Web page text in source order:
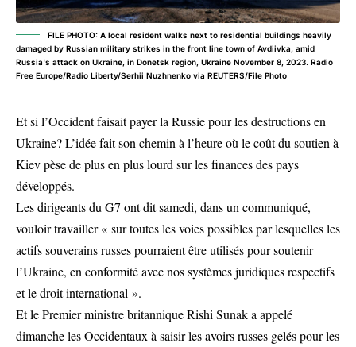
FILE PHOTO: A local resident walks next to residential buildings heavily
damaged by Russian military strikes in the front line town of Avdiivka, amid
Russia's attack on Ukraine, in Donetsk region, Ukraine November 8, 2023. Radio
Free Europe/Radio Liberty/Serhii Nuzhnenko via REUTERS/File Photo
Et si l’Occident faisait payer la Russie pour les destructions en
Ukraine? L’idée fait son chemin à l’heure où le coût du soutien à
Kiev pèse de plus en plus lourd sur les finances des pays
développés.
Les dirigeants du G7 ont dit samedi, dans un communiqué,
vouloir travailler « sur toutes les voies possibles par lesquelles les
actifs souverains russes pourraient être utilisés pour soutenir
l’Ukraine, en conformité avec nos systèmes juridiques respectifs
et le droit international ».
Et le Premier ministre britannique Rishi Sunak a appelé
dimanche les Occidentaux à saisir les avoirs russes gelés pour les